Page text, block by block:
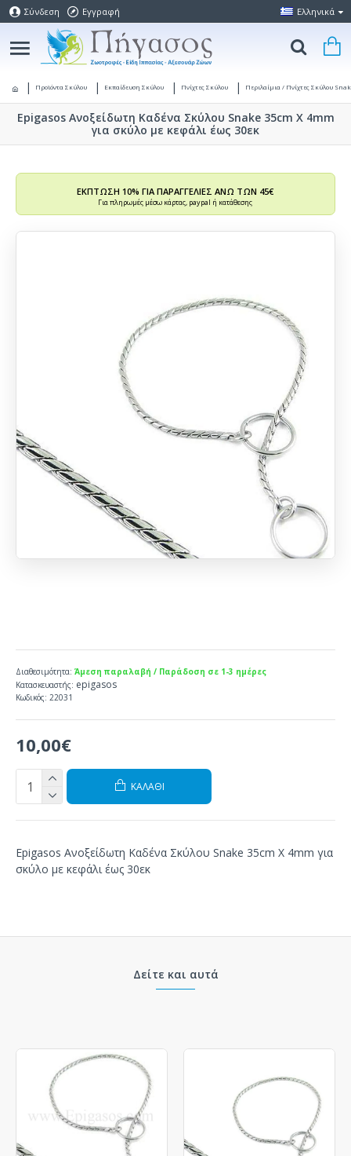
Σύνδεση Εγγραφή Ελληνικά
Προϊόντα Σκύλου Εκπαίδευση Σκύλου Πνίχτες Σκύλου Περιλαίμια / Πνίχτες Σκύλου
Epigasos Ανοξείδωτη Καδένα Σκύλου Snake 35cm X 4mm
για σκύλο με κεφάλι έως 30εκ
ΕΚΠΤΩΣΗ 10% ΓΙΑ ΠΑΡΑΓΓΕΛΙΕΣ ΑΝΩ ΤΩΝ 45€
Για πληρωμές μέσω κάρτας, paypal ή κατάθεσης
10,00€
Διαθεσιμότητα: Άμεση παραλαβή / Παράδοση σε 1-3 ημέρες
Κατασκευαστής: epigasos
Κωδικός: 22031
ΚΑΛΆΘΙ
Epigasos Ανοξείδωτη Καδένα Σκύλου Snake 35cm X 4mm για
σκύλο με κεφάλι έως 30εκ
Δείτε και αυτά